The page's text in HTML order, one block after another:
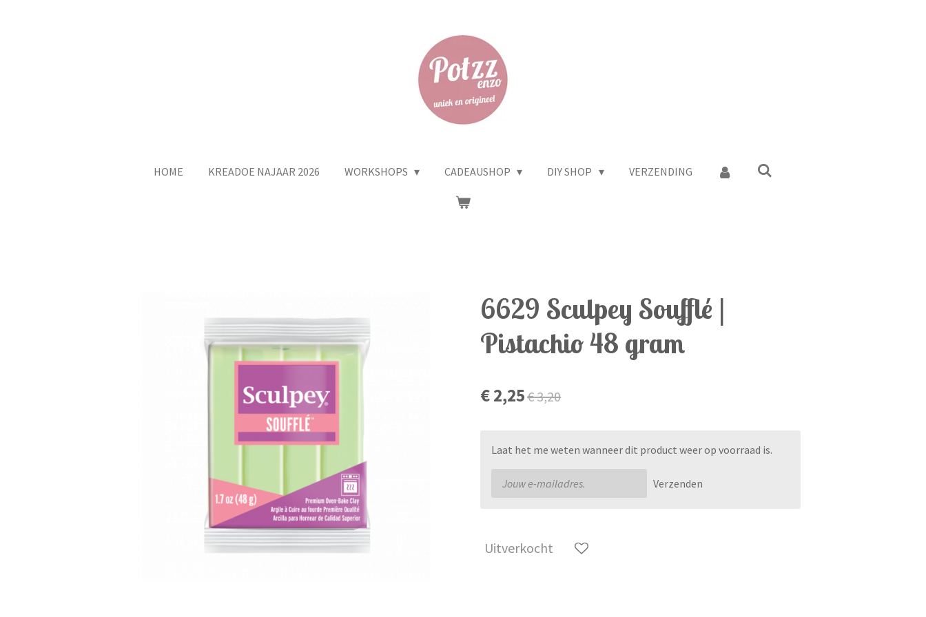
HOME KREADOE NAJAAR 2026 WORKSHOPS CADEAUSHOP DIY SHOP VERZENDING
6629 Sculpey Soufflé |
Pistachio 48 gram
€ 2,25€ 3,20
Laat het me weten wanneer dit product weer op voorraad is.
Verzenden
Uitverkocht